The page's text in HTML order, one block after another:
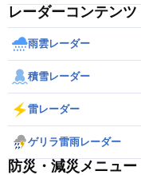
レーダーコンテンツ
雨雲レーダー
積雪レーダー
雷レーダー
ゲリラ雷雨レーダー
防災・減災メニュー